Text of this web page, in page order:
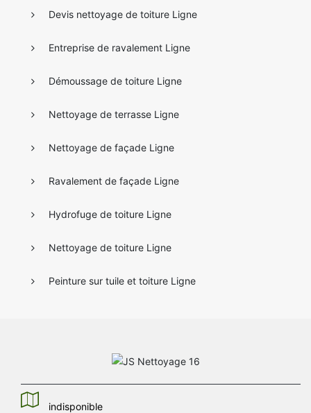
Devis nettoyage de toiture Ligne
Entreprise de ravalement Ligne
Démoussage de toiture Ligne
Nettoyage de terrasse Ligne
Nettoyage de façade Ligne
Ravalement de façade Ligne
Hydrofuge de toiture Ligne
Nettoyage de toiture Ligne
Peinture sur tuile et toiture Ligne
indisponible